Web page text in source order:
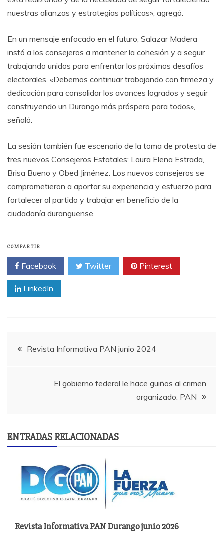
nuestras alianzas y estrategias políticas», agregó.
En un mensaje enfocado en el futuro, Salazar Madera
instó a los consejeros a mantener la cohesión y a seguir
trabajando unidos para enfrentar los próximos desafíos
electorales. «Debemos continuar trabajando con firmeza y
dedicación para consolidar los avances logrados y seguir
construyendo un Durango más próspero para todos»,
señaló.
La sesión también fue escenario de la toma de protesta de
tres nuevos Consejeros Estatales: Laura Elena Estrada,
Brisa Bueno y Obed Jiménez. Los nuevos consejeros se
comprometieron a aportar su experiencia y esfuerzo para
fortalecer al partido y trabajar en beneficio de la
ciudadanía duranguense.
COMPARTIR
Facebook Twitter Pinterest
LinkedIn
Revista Informativa PAN junio 2024
El gobierno federal le hace guiños al crimen
organizado: PAN
ENTRADAS RELACIONADAS
Revista Informativa PAN Durango junio 2026